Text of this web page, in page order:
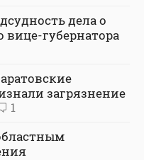
дела о
губернатора
загрязнение
1